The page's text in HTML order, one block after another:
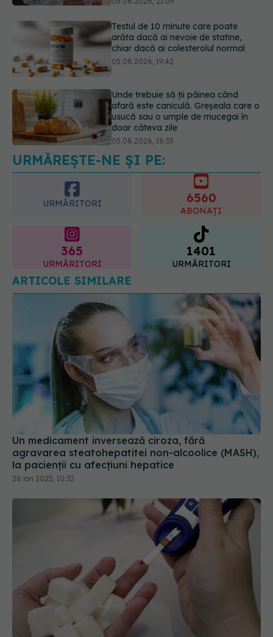
05.08.2026, 19:42
Unde trebuie să ții pâinea când
afară este caniculă. Greșeala care o
usucă sau o umple de mucegai în
Adevărul despre tratamentul cu
doze mari de Vitamina D în cancerul
colorectal
06.08.2026, 08:06
URMĂREȘTE-NE ȘI PE:
URMĂRITORI 6560
ABONAȚI
365
URMĂRITORI
1401
URMĂRITORI
ARTICOLE SIMILARE
Un medicament inversează ciroza, fără
agravarea steatohepatitei non-alcoolice (MASH),
la pacienții cu afecțiuni hepatice
28 ian 2025, 10:32